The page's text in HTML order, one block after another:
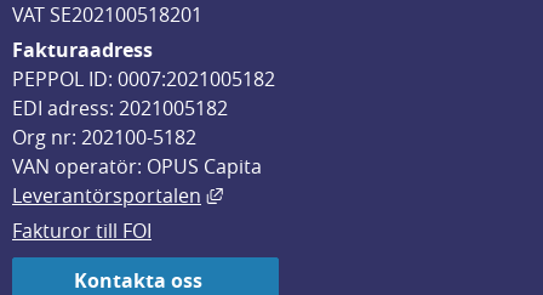
VAT SE202100518201
Fakturaadress
PEPPOL ID: 0007:2021005182
EDI adress: 2021005182
Org nr: 202100-5182
VAN operatör: OPUS Capita
Leverantörsportalen
Länk till annan webbplats, öppnas
Fakturor till FOI
Kontakta oss